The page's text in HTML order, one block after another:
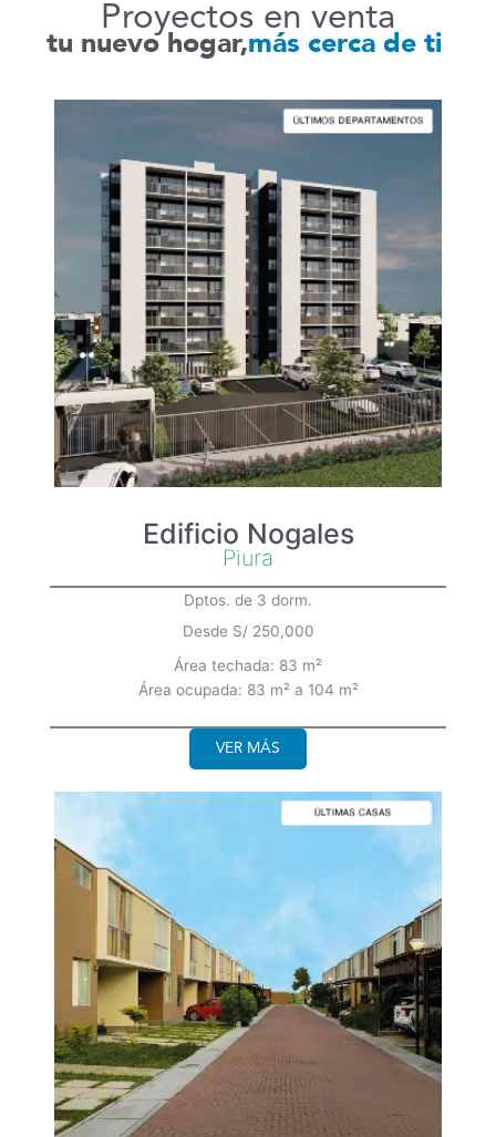
Proyectos en venta
tu nuevo hogar,más cerca de ti
Edificio Nogales
Piura
Dptos. de 3 dorm.
Desde S/ 250,000
Área techada: 83 m²
Área ocupada: 83 m² a 104 m²
VER MÁS